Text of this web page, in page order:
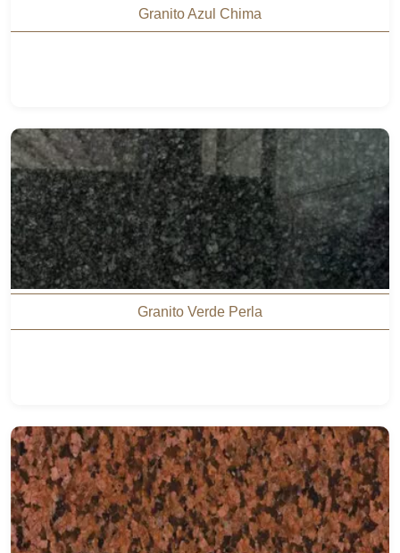
Granito Azul Chima
Granito Verde Perla